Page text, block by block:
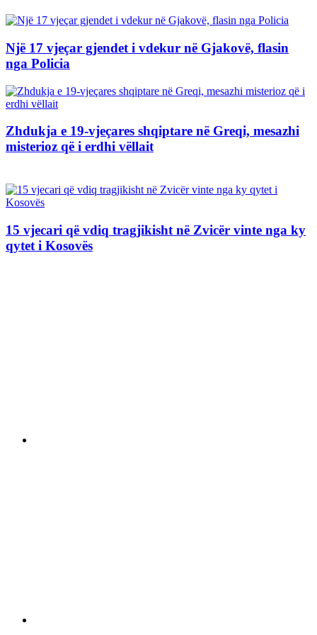
Një 17 vjeçar gjendet i vdekur në Gjakovë, flasin
nga Policia
Zhdukja e 19-vjeçares shqiptare në Greqi, mesazhi
misterioz që i erdhi vëllait
15 vjecari që vdiq tragjikisht në Zvicër vinte nga ky
qytet i Kosovës